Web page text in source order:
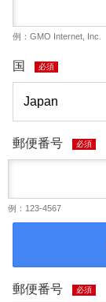
例：GMO Internet, Inc.
国 必須
郵便番号 必須
例：123-4567
郵便番号 必須